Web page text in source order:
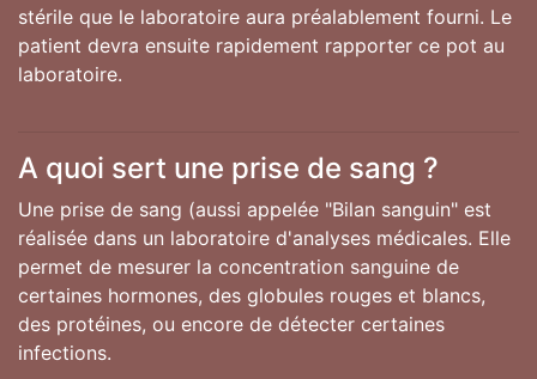
stérile que le laboratoire aura préalablement fourni. Le
patient devra ensuite rapidement rapporter ce pot au
laboratoire.
A quoi sert une prise de sang ?
Une prise de sang (aussi appelée "Bilan sanguin" est
réalisée dans un laboratoire d'analyses médicales. Elle
permet de mesurer la concentration sanguine de
certaines hormones, des globules rouges et blancs,
des protéines, ou encore de détecter certaines
infections.